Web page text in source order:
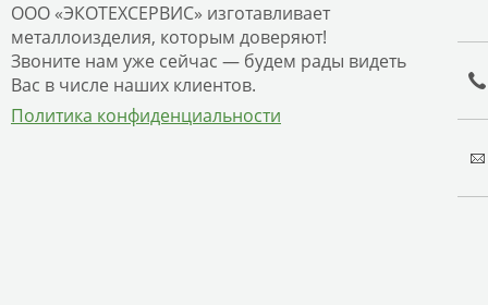
ООО «ЭКОТЕХСЕРВИС» изготавливает
металлоизделия, которым доверяют!
Звоните нам уже сейчас — будем рады видеть
Вас в числе наших клиентов.
Политика конфиденциальности